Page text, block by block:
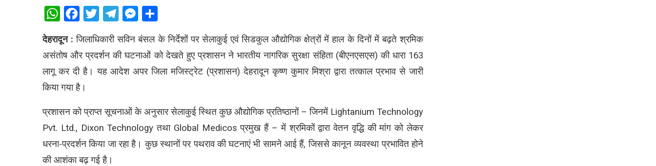
WhatsApp
Facebook
Twitter
Telegram
Messenger
देहरादून : जिलाधिकारी सविन बंसल के निर्देशों पर सेलाकुई एवं सिडकुल औद्योगिक क्षेत्रों में हाल के दिनों में बढ़ते श्रमिक
असंतोष और प्रदर्शन की घटनाओं को देखते हुए प्रशासन ने भारतीय नागरिक सुरक्षा संहिता (बीएनएसएस) की धारा 163
लागू कर दी है। यह आदेश अपर जिला मजिस्ट्रेट (प्रशासन) देहरादून कृष्ण कुमार मिश्रा द्वारा तत्काल प्रभाव से जारी
किया गया है।
प्रशासन को प्राप्त सूचनाओं के अनुसार सेलाकुई स्थित कुछ औद्योगिक प्रतिष्ठानों – जिनमें Lightanium Technology
Pvt. Ltd., Dixon Technology तथा Global Medicos प्रमुख हैं – में श्रमिकों द्वारा वेतन वृद्धि की मांग को लेकर
धरना-प्रदर्शन किया जा रहा है। कुछ स्थानों पर पथराव की घटनाएं भी सामने आई हैं, जिससे कानून व्यवस्था प्रभावित होने
की आशंका बढ़ गई है।